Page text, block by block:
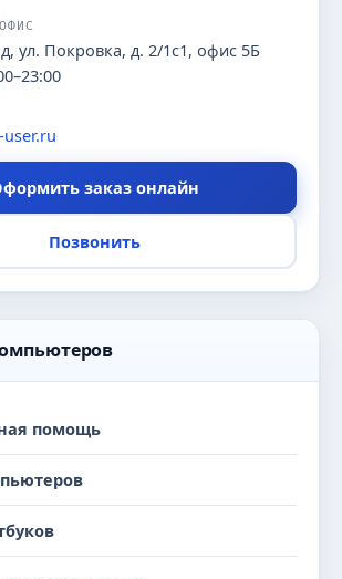
ул. Покровка, д. 2/1с1, офис 5Б
заказ онлайн
Позвонить
помощь